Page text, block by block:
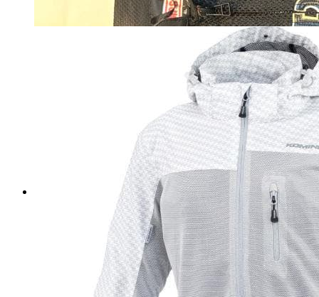
★YELLOW CORN★ バイクウ
ェア ジャケット ジャンパー L
マイストア在庫：
2133